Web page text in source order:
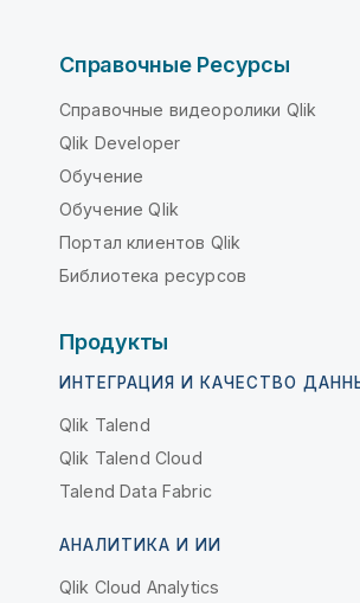
Справочные Ресурсы
Справочные видеоролики Qlik
Qlik Developer
Обучение
Обучение Qlik
Портал клиентов Qlik
Библиотека ресурсов
Продукты
ИНТЕГРАЦИЯ И КАЧЕСТВО
Qlik Talend
Qlik Talend Cloud
Talend Data Fabric
АНАЛИТИКА И ИИ
Qlik Cloud Analytics